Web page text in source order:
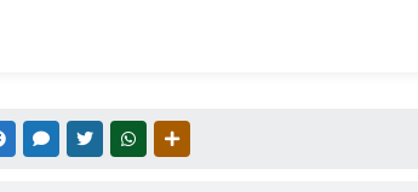
FACEBOOKMESSENGER
TWITTERWHATSAPP